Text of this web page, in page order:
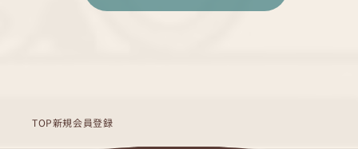
TOP新規会員登録